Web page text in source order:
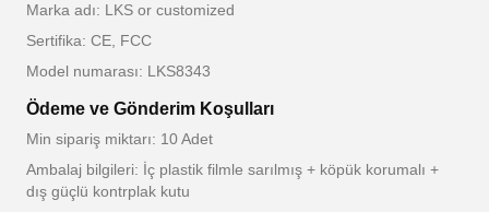
Marka adı: LKS or customized
Sertifika: CE, FCC
Model numarası: LKS8343
Ödeme ve Gönderim Koşulları
Min sipariş miktarı: 10 Adet
Ambalaj bilgileri: İç plastik filmle sarılmış + köpük korumalı +
dış güçlü kontrplak kutu